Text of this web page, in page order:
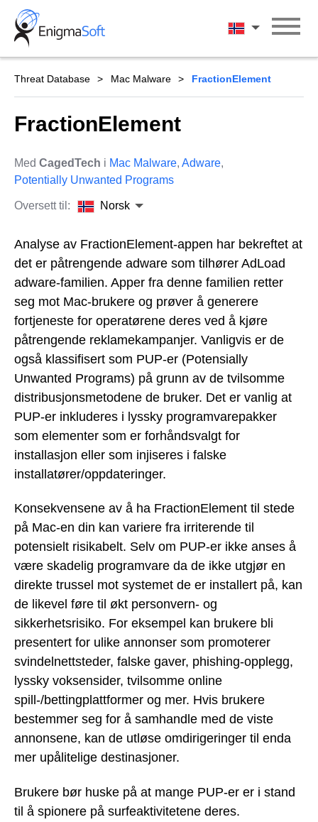
Skip
content
Norsk
Threat Database Mac Malware FractionElement
FractionElement
Med CagedTech i Mac Malware, Adware,
Potentially Unwanted Programs
Oversett til: Norsk
Analyse av FractionElement-appen har bekreftet at
det er påtrengende adware som tilhører AdLoad
adware-familien. Apper fra denne familien retter
seg mot Mac-brukere og prøver å generere
fortjeneste for operatørene deres ved å kjøre
påtrengende reklamekampanjer. Vanligvis er de
også klassifisert som PUP-er (Potensially
Unwanted Programs) på grunn av de tvilsomme
distribusjonsmetodene de bruker. Det er vanlig at
PUP-er inkluderes i lyssky programvarepakker
som elementer som er forhåndsvalgt for
installasjon eller som injiseres i falske
installatører/oppdateringer.
Konsekvensene av å ha FractionElement til stede
på Mac-en din kan variere fra irriterende til
potensielt risikabelt. Selv om PUP-er ikke anses å
være skadelig programvare da de ikke utgjør en
direkte trussel mot systemet de er installert på, kan
de likevel føre til økt personvern- og
sikkerhetsrisiko. For eksempel kan brukere bli
presentert for ulike annonser som promoterer
svindelnettsteder, falske gaver, phishing-opplegg,
lyssky voksensider, tvilsomme online
spill-/bettingplattformer og mer. Hvis brukere
bestemmer seg for å samhandle med de viste
annonsene, kan de utløse omdirigeringer til enda
mer upålitelige destinasjoner.
Brukere bør huske på at mange PUP-er er i stand
til å spionere på surfeaktivitetene deres.